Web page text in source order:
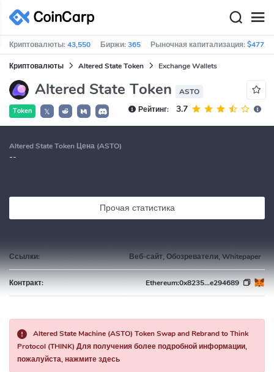
Криптовалюты:43,550 Биржи:365 Рыночная капитализация:
Криптовалюты Altered State Token Exchange Wallets
Altered State Token ASTO
Token 𝕏 Рейтинг: 3.7
Altered State Token Цена (ASTO)
--
Прочая статистика
Ссылки: Веб-сайт, Обозреватели, Whitepaper
Контракт: Ethereum:0x8235...e294689
Altered State Machine (ASTO) Token Swap and Rebrand to Think
Protocol (THINK) Для получения более подробной информации,
пожалуйста, нажмите здесь